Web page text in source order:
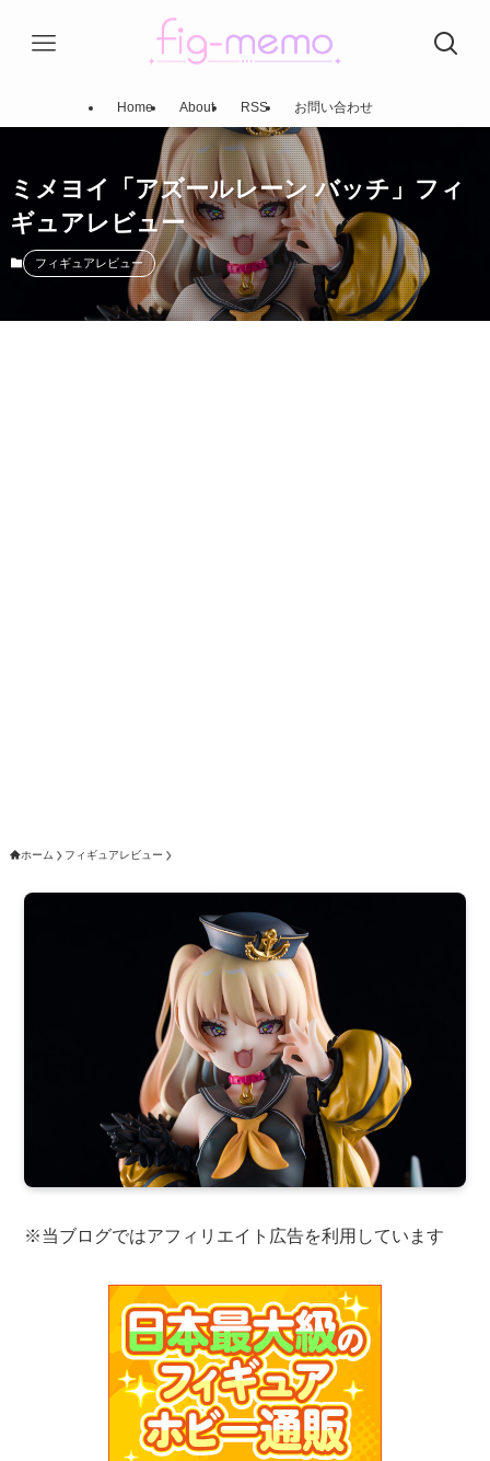
Home About RSS お問い合わせ
ミメヨイ「アズールレーン バッチ」フィ
ギュアレビュー
フィギュアレビュー
ホーム フィギュアレビュー
※当ブログではアフィリエイト広告を利用しています